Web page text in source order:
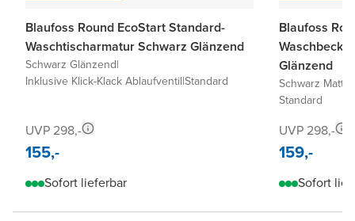
Blaufoss Round EcoStart Standard-
Waschtischarmatur Schwarz Glänzend
Schwarz Glänzend|
Inklusive Klick-Klack Ablaufventil|Standard
UVP 298,-
155,-
Sofort lieferbar
Blaufoss
Glänzend
Schwarz Matt
Standard
UVP 298,-
159,-
Sofort